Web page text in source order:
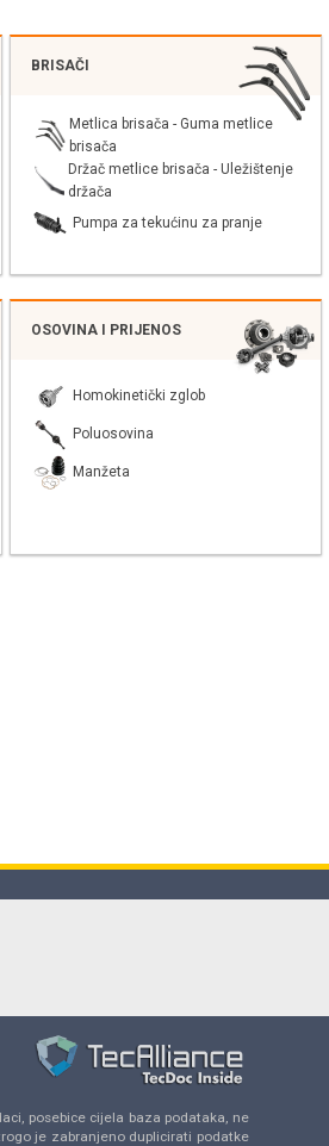
BRISAČI
Metlica brisača - Guma metlice
brisača
Držač metlice brisača - Uležištenje
držača
Pumpa za tekućinu za pranje
OSOVINA I PRIJENOS
Homokinetički zglob
Poluosovina
Manžeta
posebice cijela baza podataka, ne
je zabranjeno duplicirati podatke